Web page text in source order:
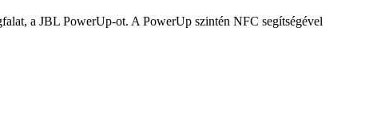
a JBL PowerUp-ot. A PowerUp szintén NFC segítségével